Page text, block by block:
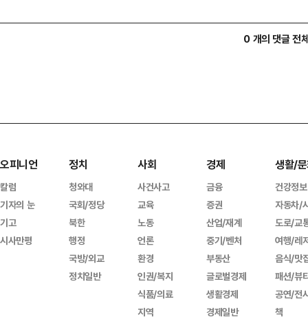
0 개의 댓글 전
오피니언
칼럼
기자의 눈
기고
시사만평
정치
청와대
국회/정당
북한
행정
국방/외교
정치일반
사회
사건사고
교육
노동
언론
환경
인권/복지
식품/의료
지역
경제
금융
증권
산업/재계
중기/벤처
부동산
글로벌경제
생활경제
경제일반
생활/
건강정보
자동차/
도로/교
여행/레
음식/맛
패션/뷰
공연/전
책